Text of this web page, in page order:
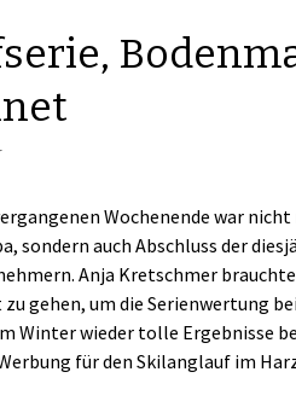
Sponsoren
Links
Wochenende war nicht
auch Abschluss der
Anja Kretschmer
gehen, um die Serienwertung
Winter wieder tolle Ergebnisse
für den Skilanglauf im